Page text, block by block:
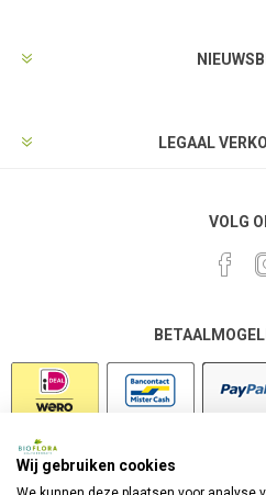
LEGAAL
VOLG
Wij gebruiken cookies